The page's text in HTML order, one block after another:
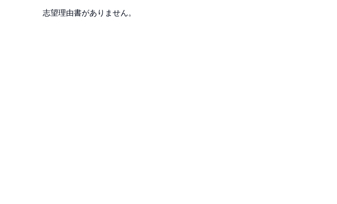
志望理由書がありません。